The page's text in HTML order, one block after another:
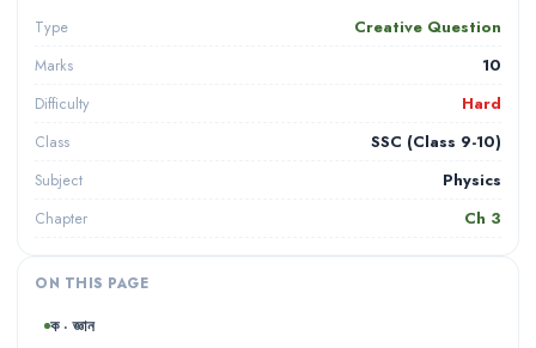
Type Creative Question
Marks 10
Difficulty Hard
Class SSC (Class 9-10)
Subject Physics
Chapter Ch 3
ON THIS PAGE
ক · জ্ঞান